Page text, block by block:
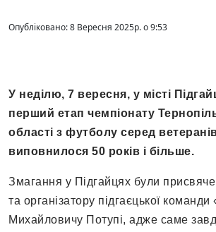
Опубліковано: 8 Вересня 2025р. о 9:53
У неділю, 7 вересня, у місті
перший етап чемпіонату
області з футболу серед
виповнилося 50 років і більше.
Змагання у Підгайцях були
та організатору підгаєцької
Михайловичу Потупі, адже саме